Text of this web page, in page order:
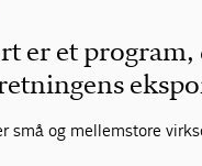
er et
små og mellemstore